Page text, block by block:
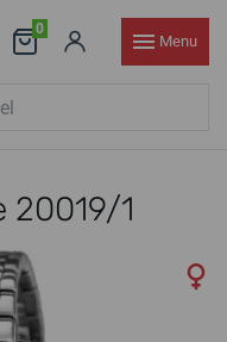
0
Menu
20019/1